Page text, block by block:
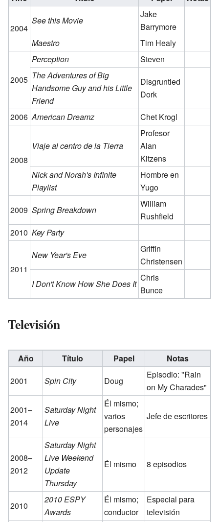
2004
See this Movie
Jake
Barrymore
Maestro
Tim Healy
2005
Perception
Steven
The Adventures of Big
Handsome Guy and his Little
Friend
Disgruntled
Dork
2006 American Dreamz Chet Krogl
2008
Viaje al centro de la Tierra
Profesor
Alan
Kitzens
Nick and Norah's Infinite
Playlist
Hombre en
Yugo
2009 Spring Breakdown
William
Rushfield
2010 Key Party
2011
New Year's Eve
Griffin
Christensen
I Don't Know How She Does It
Chris
Bunce
Televisión
Año Título Papel
Notas
2001
Spin City Doug
Episodio: "Rain
on My Charades"
2001–
2014
Saturday Night
Live
Él mismo;
varios
personajes
Jefe de escritores
2008–
2012
Saturday Night
Live Weekend
Update
Thursday
Él mismo 8 episodios
2010
2010 ESPY
Awards
Él mismo;
conductor
Especial para
televisión